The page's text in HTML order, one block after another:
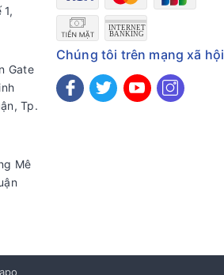
Gate
Tp.
Mê
Chúng tôi trên mạng xã hội